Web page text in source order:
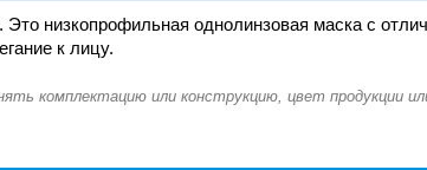
низкопрофильная однолинзовая маска с
к лицу.